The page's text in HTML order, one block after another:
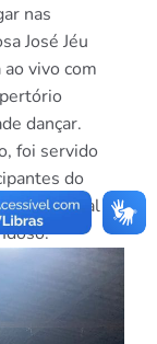
nas
José Jéu
vivo com
dançar.
foi servido
do
de natal